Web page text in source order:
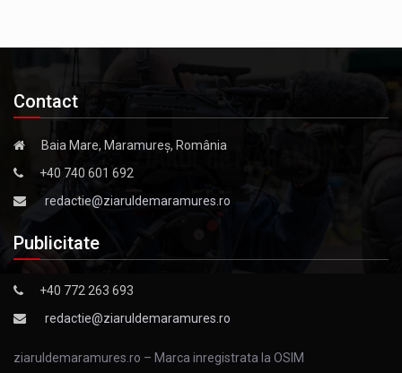
Contact
Baia Mare, Maramureș, România
+40 740 601 692
redactie@ziaruldemaramures.ro
Publicitate
+40 772 263 693
redactie@ziaruldemaramures.ro
ziaruldemaramures.ro – Marca inregistrata la OSIM